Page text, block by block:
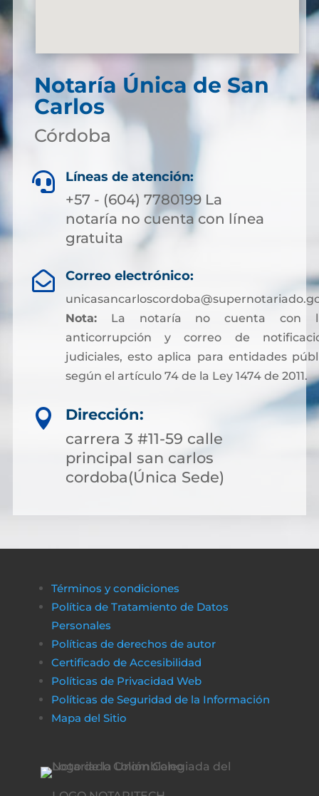
Notaría Única de San
Carlos
Córdoba
 Líneas de atención:
+57 - (604) 7780199 La
notaría no cuenta con línea
gratuita
 Correo electrónico:
Nota:La notaría no cuenta con
anticorrupción y correo de
judiciales, esto aplica para entidades
según el artículo 74 de la Ley 1474 de 2011.

Dirección:
carrera 3 #11-59 calle
principal san carlos
cordoba(Única Sede)
Términos y condiciones
Política de Tratamiento de Datos
Personales
Políticas de derechos de autor
Certificado de Accesibilidad
Políticas de Privacidad Web
Políticas de Seguridad de la Información
Mapa del Sitio